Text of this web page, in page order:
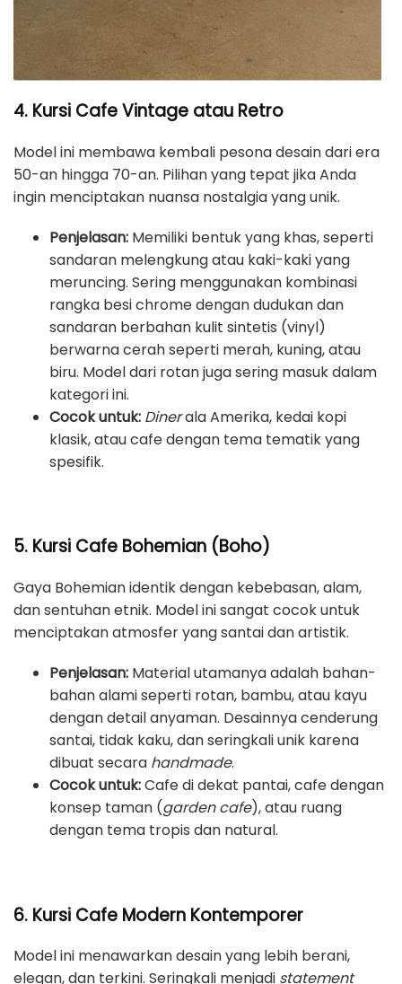
4. Kursi Cafe Vintage atau Retro
Model ini membawa kembali pesona desain dari era
50-an hingga 70-an. Pilihan yang tepat jika Anda
ingin menciptakan nuansa nostalgia yang unik.
Penjelasan: Memiliki bentuk yang khas, seperti
sandaran melengkung atau kaki-kaki yang
meruncing. Sering menggunakan kombinasi
rangka besi chrome dengan dudukan dan
sandaran berbahan kulit sintetis (vinyl)
berwarna cerah seperti merah, kuning, atau
biru. Model dari rotan juga sering masuk dalam
kategori ini.
Cocok untuk: Dinerala Amerika, kedai kopi
klasik, atau cafe dengan tema tematik yang
spesifik.
5. Kursi Cafe Bohemian (Boho)
Gaya Bohemian identik dengan kebebasan, alam,
dan sentuhan etnik. Model ini sangat cocok untuk
menciptakan atmosfer yang santai dan artistik.
Penjelasan: Material utamanya adalah bahan-
bahan alami seperti rotan, bambu, atau kayu
dengan detail anyaman. Desainnya cenderung
santai, tidak kaku, dan seringkali unik karena
dibuat secara handmade.
Cocok untuk:Cafe di dekat pantai, cafe dengan
konsep taman (garden cafe), atau ruang
dengan tema tropis dan natural.
6. Kursi Cafe Modern Kontemporer
Model ini menawarkan desain yang lebih berani,
elegan, dan terkini. Seringkali menjadi statement